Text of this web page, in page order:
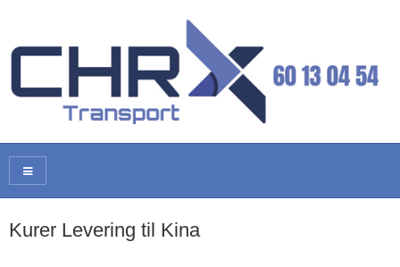
Kurer Levering til Kina